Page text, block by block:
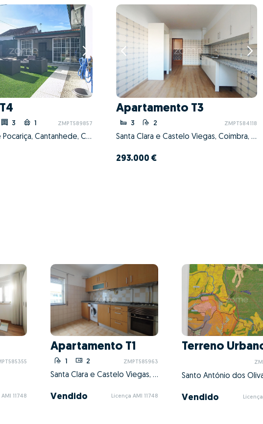
3 1 ZMPT589857
Cantanhede e Pocariça, Cantanhede, Coimbra
Apartamento T3
3 2 ZMPT584118
Santa Clara e Castelo Viegas, Coimbra, Coimbra
293.000 €
11748
Apartamento T1
1 2 ZMPT585963
Santa Clara e Castelo Viegas, Coimbra, Coimbra
Vendido Licença AMI 11748
Terreno
Vendido